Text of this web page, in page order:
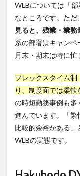
WLBについては「
なところです。ただ、
見ると、残業・業務
系の部署はキャンペ
月末・期末は特に忙
フレックスタイム制
り、制度面では柔軟
の時短勤務事例も多
進んでいます。「繁
比較的余裕がある」
WLBの実態です。